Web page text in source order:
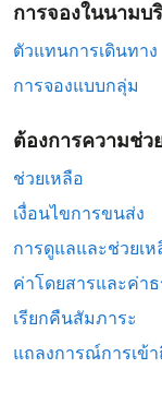
การจองในนามบ
ตัวแทนการเดินทาง
การจองแบบกลุ่ม
ต้องการความช่ว
ช่วยเหลือ
เงื่อนไขการขนส่ง
การดูแลและช่วยเ
ค่าโดยสารและค่าธ
เรียกคืนสัมภาระ
แถลงการณ์การเข้า